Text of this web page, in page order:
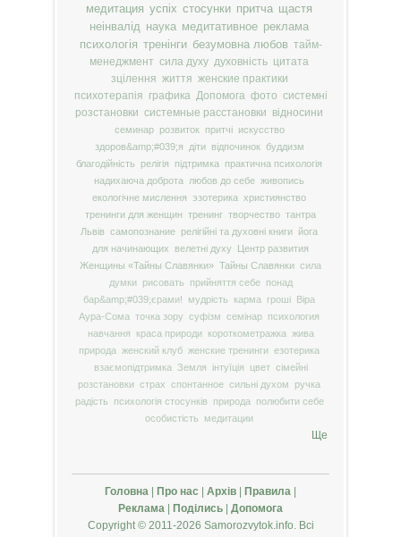
медитация успіх стосунки притча щастя
неінвалід наука медитативное реклама
психологія тренінги безумовна любов тайм-
менеджмент сила духу духовність цитата
зцілення життя женские практики
психотерапія графика Допомога фото системні
розстановки системные расстановки відносини
семинар розвиток притчі
искусство
здоров&amp;#039;я
діти відпочинок буддизм
благодійність
релігія підтримка
практична психологія
надихаюча доброта
любов до себе живопись
екологічне мислення
эзотерика християнство
тренинги для женщин тренинг творчество тантра
Львів самопознание релігійні та духовні книги йога
для начинающих
велетні духу
Центр развития
Женщины «Тайны Славянки» Тайны Славянки сила
думки
рисовать прийняття себе
понад
бар&amp;#039;єрами!
мудрість карма гроші Віра
Аура-Сома точка зору суфізм семінар психология
навчання
краса природи короткометражка жива
природа женский клуб женские тренинги езотерика
взаємопідтримка Земля інтуїція цвет сімейні
розстановки страх спонтанное сильні духом
ручка
радість
психологія стосунків природа
полюбити себе
особистість
медитации
Ще
Головна | Про нас | Архів | Правила |
Реклама | Поділись | Допомога
Copyright © 2011-2026 Samorozvytok.info. Всі